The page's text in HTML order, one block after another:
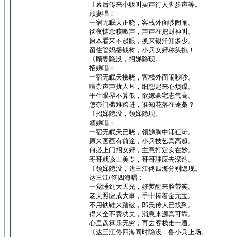
〔幕后传来小贩叫卖声行人脚步声等。
顾妻唱：
一宿无眠天正晓，客栈外面吵闹闹。
彻夜惦念咳嗽声，声声在把财神叫。
原本看来不起眼，换来银洋知多少。
留住管妈摇钱树，小兵女婿称头挑！
〔顾妻隐没，招娣隐现。
招娣唱：
一宿无眠天拂晓，客栈外面闹吵吵。
嘈杂声声扰人耳，细想起来心烦躁。
平生眼界不算低，欲嫁豪宅志气高。
怎奈门槛难跨进，谁知花落在蓬藁？
〔招娣隐没，领娣隐现。
领娣唱：
一宿无眠天已晓，领娣胸中涌狂涛。
原来画画有前途，小兵技艺真高超。
何必上门招女婿，主意打定实在妙。
哥哥就该上美专，哥哥理应去深造。
〔领娣隐没，达三江佟四海分别隐现。
达三江/佟四海唱：
一觉睡到大天光，好梦醒来脸带笑。
老天照应成大事，手中捧着金元宝。
不用铁鞋来踏破，郎氏传人已找到。
得来全不费功夫，消息来源真可靠。
心里盘算乐无穷，再去客栈走一遭。
〔达三江佟四海同时隐没，鲁小兵上场。